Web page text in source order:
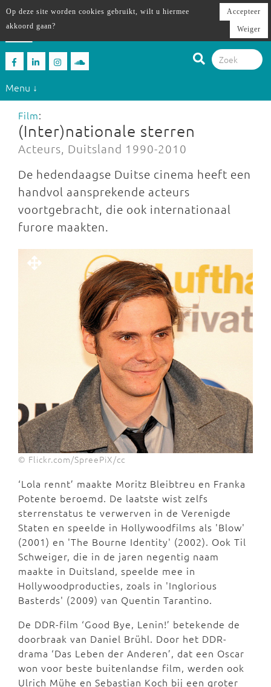
Menu ↓
Film:
(Inter)nationale sterren
Acteurs, Duitsland 1990-2010
De hedendaagse Duitse cinema heeft een
handvol aansprekende acteurs
voortgebracht, die ook internationaal
furore maakten.
© Flickr.com/SpreePiX/cc
‘Lola rennt’ maakte Moritz Bleibtreu en Franka
Potente beroemd. De laatste wist zelfs
sterrenstatus te verwerven in de Verenigde
Staten en speelde in Hollywoodfilms als 'Blow'
(2001) en 'The Bourne Identity' (2002). Ook Til
Schweiger, die in de jaren negentig naam
maakte in Duitsland, speelde mee in
Hollywoodproducties, zoals in 'Inglorious
Basterds' (2009) van Quentin Tarantino.
De DDR-film ‘Good Bye, Lenin!’ betekende de
doorbraak van Daniel Brühl. Door het DDR-
drama ‘Das Leben der Anderen’, dat een Oscar
won voor beste buitenlandse film, werden ook
Ulrich Mühe en Sebastian Koch bij een groter
Op deze site worden cookies gebruikt, wilt u hiermee
akkoord gaan?
Accepteer
Weiger